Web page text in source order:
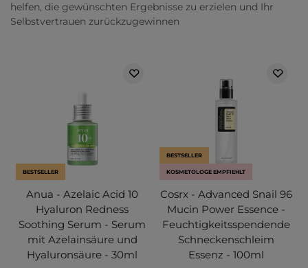
helfen, die gewünschten Ergebnisse zu erzielen und Ihr
Selbstvertrauen zurückzugewinnen
BESTSELLER
Anua - Azelaic Acid 10
Hyaluron Redness
Soothing Serum - Serum
mit Azelainsäure und
Hyaluronsäure - 30ml
BESTSELLER
KOSMETOLOGE EMPFIEHLT
Cosrx - Advanced Snail 96
Mucin Power Essence -
Feuchtigkeitsspendende
Schneckenschleim
Essenz - 100ml